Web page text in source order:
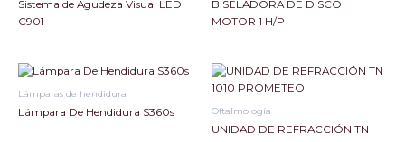
Sistema de Agudeza Visual LED
C901
BISELADORA DE DISCO
MOTOR 1 H/P
Lámparas de hendidura
Lámpara De Hendidura S360s Oftalmología
UNIDAD DE REFRACCIÓN TN